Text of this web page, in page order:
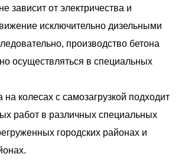
зависит от электричества и
исключительно дизельными
производство бетона
осуществляться в специальных
колесах с самозагрузкой подходит
работ в различных специальных
городских районах и